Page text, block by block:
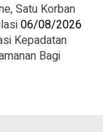
Satu Korban
06/08/2026
Kepadatan
Bagi